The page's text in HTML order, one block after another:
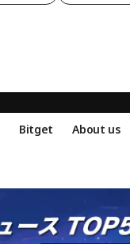
Bitget About us